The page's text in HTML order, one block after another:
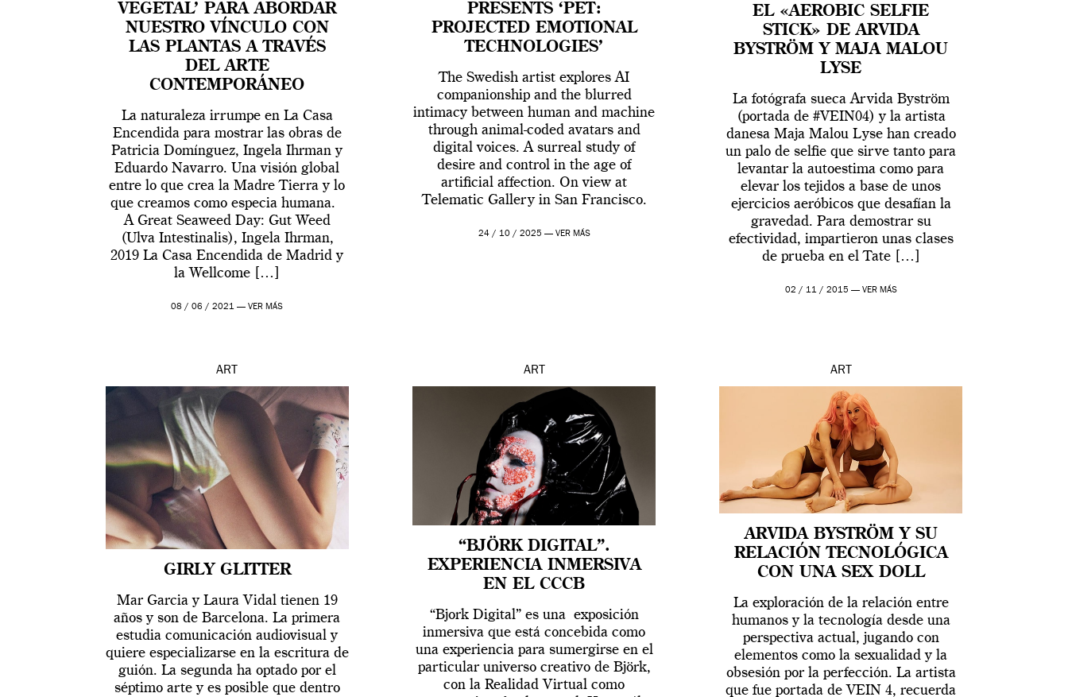
VEGETAL’ PARA ABORDAR
NUESTRO VÍNCULO CON
LAS PLANTAS A TRAVÉS
DEL ARTE
CONTEMPORÁNEO
La naturaleza irrumpe en La Casa
Encendida para mostrar las obras de
Patricia Domínguez, Ingela Ihrman y
Eduardo Navarro. Una visión global
entre lo que crea la Madre Tierra y lo
que creamos como especia humana.
A Great Seaweed Day: Gut Weed
(Ulva Intestinalis), Ingela Ihrman,
2019 La Casa Encendida de Madrid y
la Wellcome […]
08 / 06 / 2021 —VER MÁS
PRESENTS ‘PET:
PROJECTED EMOTIONAL
TECHNOLOGIES’
The Swedish artist explores AI
companionship and the blurred
intimacy between human and machine
through animal-coded avatars and
digital voices. A surreal study of
desire and control in the age of
artificial affection. On view at
Telematic Gallery in San Francisco.
24 / 10 / 2025 — VER MÁS
EL «AEROBIC SELFIE
STICK» DE ARVIDA
BYSTRÖM Y MAJA MALOU
LYSE
La fotógrafa sueca Arvida Byström
(portada de #VEIN04) y la artista
danesa Maja Malou Lyse han creado
un palo de selfie que sirve tanto para
levantar la autoestima como para
elevar los tejidos a base de unos
ejercicios aeróbicos que desafían la
gravedad. Para demostrar su
efectividad, impartieron unas clases
de prueba en el Tate […]
02 / 11 / 2015 — VER MÁS
ART
GIRLY GLITTER
Mar Garcia y Laura Vidal tienen 19
años y son de Barcelona. La primera
estudia comunicación audiovisual y
quiere especializarse en la escritura de
guión. La segunda ha optado por el
séptimo arte y es posible que dentro
ART
“BJÖRK DIGITAL”.
EXPERIENCIA INMERSIVA
EN EL CCCB
“Bjork Digital” es una exposición
inmersiva que está concebida como
una experiencia para sumergirse en el
particular universo creativo de Björk,
con la Realidad Virtual como
ART
ARVIDA BYSTRÖM Y SU
RELACIÓN TECNOLÓGICA
CON UNA SEX DOLL
La exploración de la relación entre
humanos y la tecnología desde una
perspectiva actual, jugando con
elementos como la sexualidad y la
obsesión por la perfección. La artista
que fue portada de VEIN 4, recuerda